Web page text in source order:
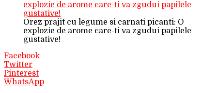
Orez prajit cu legume si carnati picanti: O
explozie de arome care-ti va zgudui papilele
gustative!
Facebook
Twitter
Pinterest
WhatsApp